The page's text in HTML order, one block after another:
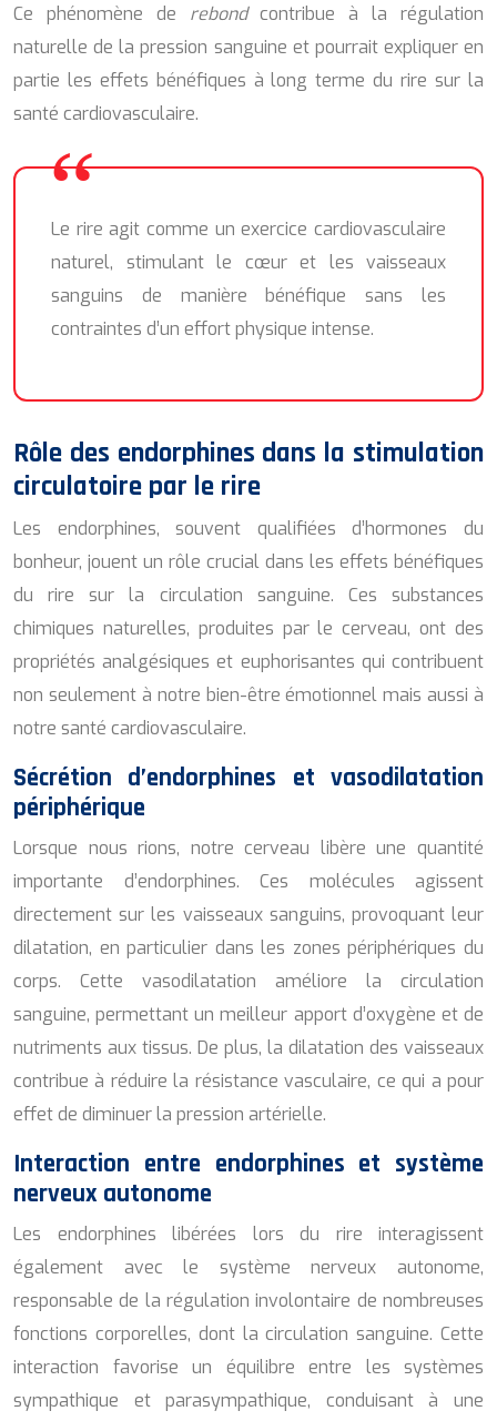
Ce phénomène de rebondcontribue à la régulation
naturelle de la pression sanguine et pourrait expliquer en
partie les effets bénéfiques à long terme du rire sur la
santé cardiovasculaire.
Le rire agit comme un exercice cardiovasculaire
naturel, stimulant le cœur et les vaisseaux
sanguins de manière bénéfique sans les
contraintes d’un effort physique intense.
Rôle des endorphines dans la stimulation
circulatoire par le rire
Les endorphines, souvent qualifiées d’hormones du
bonheur, jouent un rôle crucial dans les effets bénéfiques
du rire sur la circulation sanguine. Ces substances
chimiques naturelles, produites par le cerveau, ont des
propriétés analgésiques et euphorisantes qui contribuent
non seulement à notre bien-être émotionnel mais aussi à
notre santé cardiovasculaire.
Sécrétion d’endorphines et vasodilatation
périphérique
Lorsque nous rions, notre cerveau libère une quantité
importante d’endorphines. Ces molécules agissent
directement sur les vaisseaux sanguins, provoquant leur
dilatation, en particulier dans les zones périphériques du
corps. Cette vasodilatation améliore la circulation
sanguine, permettant un meilleur apport d’oxygène et de
nutriments aux tissus. De plus, la dilatation des vaisseaux
contribue à réduire la résistance vasculaire, ce qui a pour
effet de diminuer la pression artérielle.
Interaction entre endorphines et système
nerveux autonome
Les endorphines libérées lors du rire interagissent
également avec le système nerveux autonome,
responsable de la régulation involontaire de nombreuses
fonctions corporelles, dont la circulation sanguine. Cette
interaction favorise un équilibre entre les systèmes
sympathique et parasympathique, conduisant à une